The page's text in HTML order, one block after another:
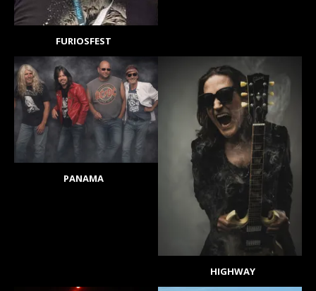
FURIOSFEST
PANAMA
HIGHWAY